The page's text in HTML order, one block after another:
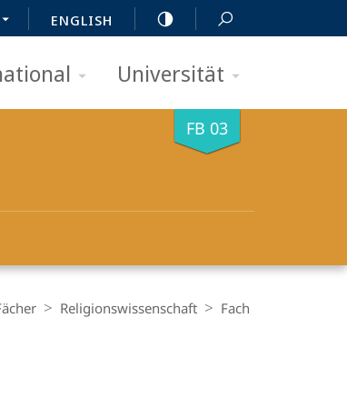
ENGLISH
Universität
FB 03
Religionswissenschaft
Fach